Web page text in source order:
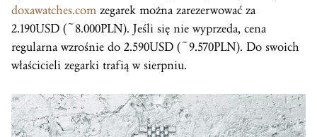
doxawatches.com zegarek można zarezerwować za
2.190USD (~8.000PLN). Jeśli się nie wyprzeda, cena
regularna wzrośnie do 2.590USD (~9.570PLN). Do swoich
właścicieli zegarki trafią w sierpniu.